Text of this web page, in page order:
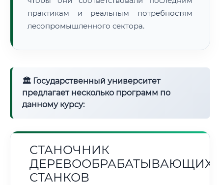
практикам и реальным потребностям
лесопромышленного сектора.
🏛 Государственный университет
предлагает несколько программ по
данному курсу:
СТАНОЧНИК
ДЕРЕВООБРАБАТЫВАЮЩИХ
СТАНКОВ